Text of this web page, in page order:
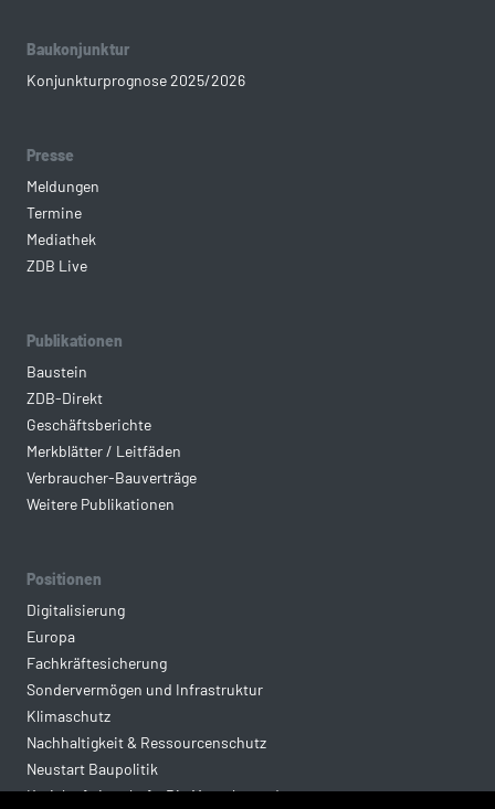
Baukonjunktur
Konjunkturprognose 2025/2026
Presse
Meldungen
Termine
Mediathek
ZDB Live
Publikationen
Baustein
ZDB-Direkt
Geschäftsberichte
Merkblätter / Leitfäden
Verbraucher-Bauverträge
Weitere Publikationen
Positionen
Digitalisierung
Europa
Fachkräftesicherung
Sondervermögen und Infrastruktur
Klimaschutz
Nachhaltigkeit & Ressourcenschutz
Neustart Baupolitik
Kreislaufwirtschaft: Die Mantelverordnung